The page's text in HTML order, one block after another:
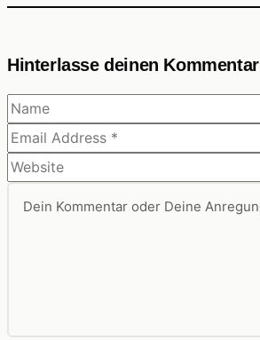
Hinterlasse deinen Kommentar